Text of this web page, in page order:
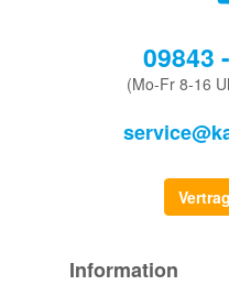
09843
(Mo-Fr 8-16
Information